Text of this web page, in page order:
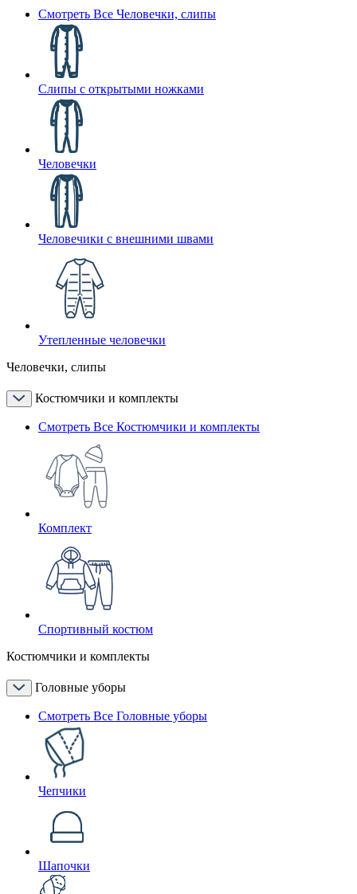
Смотреть Все Человечки, слипы
Слипы с открытыми ножками
Человечки
Человечики с внешними швами
Утепленные человечки
Человечки, слипы
Костюмчики и комплекты
Смотреть Все Костюмчики и комплекты
Комплект
Спортивный костюм
Костюмчики и комплекты
Головные уборы
Смотреть Все Головные уборы
Чепчики
Шапочки